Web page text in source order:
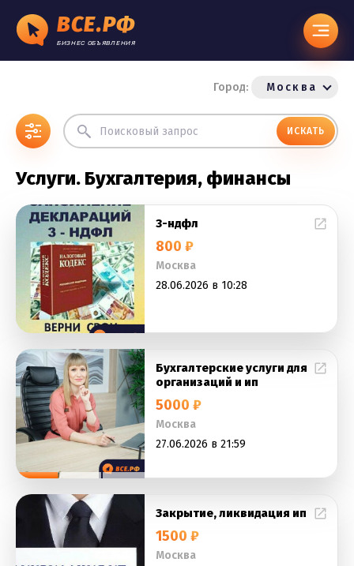
ВСЕ.РФ
БИЗНЕС ОБЪЯВЛЕНИЯ
Город: Москва
ИСКАТЬ
Услуги. Бухгалтерия, финансы
3-ндфл
800 ₽
Москва
28.06.2026 в 10:28
Бухгалтерские услуги для
организаций и ип
5000 ₽
Москва
27.06.2026 в 21:59
Закрытие, ликвидация ип
1500 ₽
Москва